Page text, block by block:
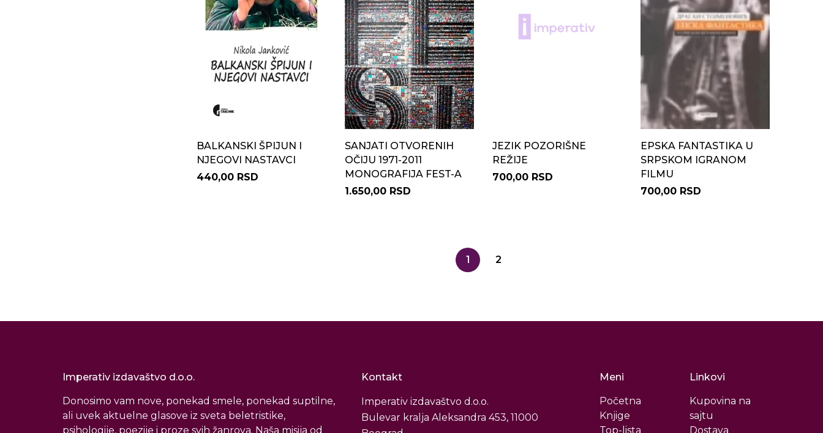
BALKANSKI ŠPIJUN I
NJEGOVI NASTAVCI
440,00 RSD
SANJATI OTVORENIH
OČIJU 1971-2011
MONOGRAFIJA FEST-A
1.650,00 RSD
JEZIK POZORIŠNE
REŽIJE
700,00 RSD
EPSKA FANTASTIKA U
SRPSKOM IGRANOM
FILMU
700,00 RSD
1 2
Imperativ izdavaštvo d.o.o.
Donosimo vam nove, ponekad smele, ponekad suptilne,
ali uvek aktuelne glasove iz sveta beletristike,
psihologije, poezije i proze svih žanrova. Naša misija od
Kontakt
Imperativ izdavaštvo d.o.o.
Bulevar kralja Aleksandra 453, 11000
Meni
Početna
Knjige
Top-lista
Linkovi
Kupovina na
sajtu
Dostava